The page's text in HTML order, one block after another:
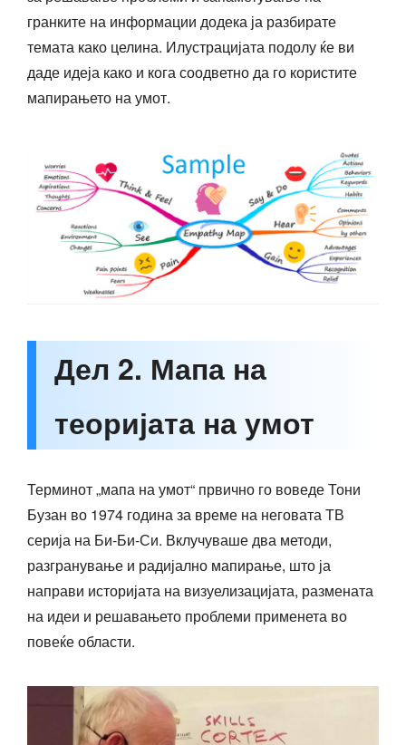
гранките на информации додека ја разбирате
темата како целина. Илустрацијата подолу ќе ви
даде идеја како и кога соодветно да го користите
мапирањето на умот.
Дел 2. Мапа на
теоријата на умот
Терминот „мапа на умот“ првично го воведе Тони
Бузан во 1974 година за време на неговата ТВ
серија на Би-Би-Си. Вклучуваше два методи,
разгранување и радијално мапирање, што ја
направи историјата на визуелизацијата, размената
на идеи и решавањето проблеми применета во
повеќе области.